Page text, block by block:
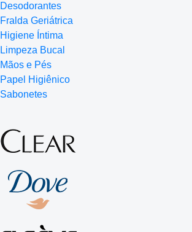
Desodorantes
Fralda Geriátrica
Higiene Íntima
Limpeza Bucal
Mãos e Pés
Papel Higiênico
Sabonetes